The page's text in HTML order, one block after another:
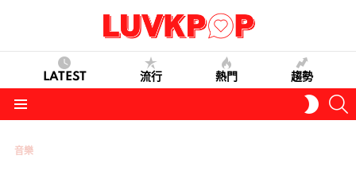
LATEST 流行 熱門 趨勢
SKIN
音樂